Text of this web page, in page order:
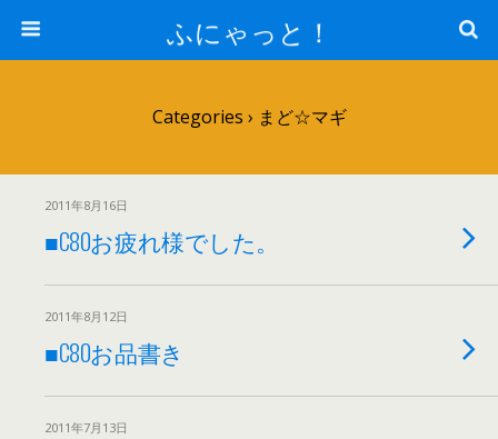
ふにゃっと！
Categories › まど☆マギ
2011年8月16日
■C80お疲れ様でした。
2011年8月12日
■C80お品書き
2011年7月13日